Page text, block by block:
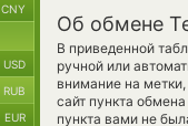
Об обмене
В приведенной
ручной или
внимание на
сайт пункта
пункта вами не
CNY
USD
RUB
EUR